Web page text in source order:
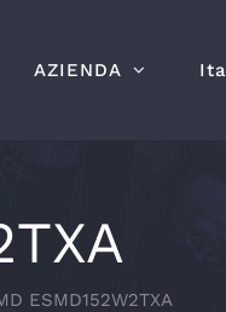
AZIENDA Ita
ESMD152W2TXA